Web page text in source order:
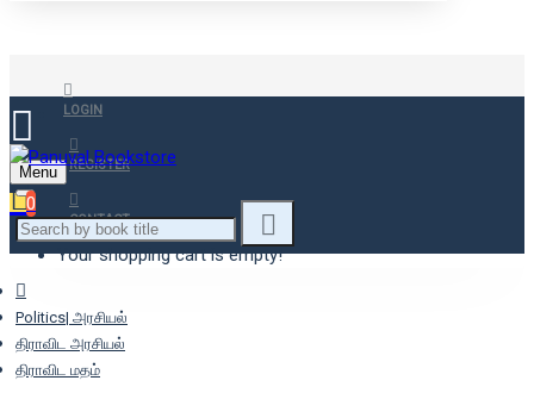
LOGIN
REGISTER
CONTACT
Menu
0
Your shopping cart is empty!
Politics| அரசியல்
திராவிட அரசியல்
திராவிட மதம்